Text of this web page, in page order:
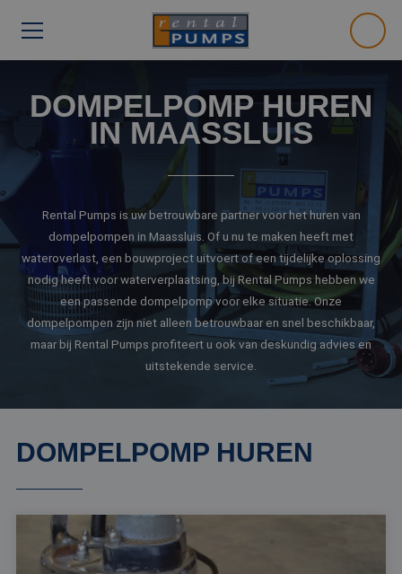
DOMPELPOMP HUREN
IN MAASSLUIS
Rental Pumps is uw betrouwbare partner voor het huren van
dompelpompen in Maassluis. Of u nu te maken heeft met
wateroverlast, een bouwproject uitvoert of een tijdelijke oplossing
nodig heeft voor waterverplaatsing, bij Rental Pumps hebben we
een passende dompelpomp voor elke situatie. Onze
dompelpompen zijn niet alleen betrouwbaar en snel beschikbaar,
maar bij Rental Pumps profiteert u ook van deskundig advies en
uitstekende service.
DOMPELPOMP HUREN